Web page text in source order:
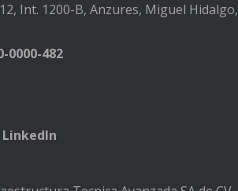
Int. 1200-B, Anzures, Miguel Hidalgo,
0000-482